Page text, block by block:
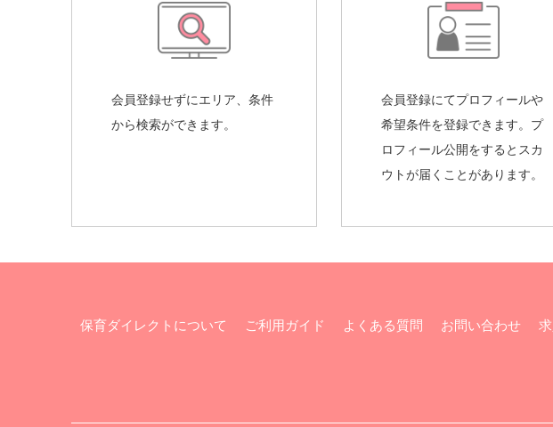
会員登録せずにエリア、条件
から検索ができます。
会員登録にてプロフィールや
希望条件を登録できます。プ
ロフィール公開をするとスカ
ウトが届くことがあります。
保育ダイレクトについて ご利用ガイド よくある質問 お問い合わせ